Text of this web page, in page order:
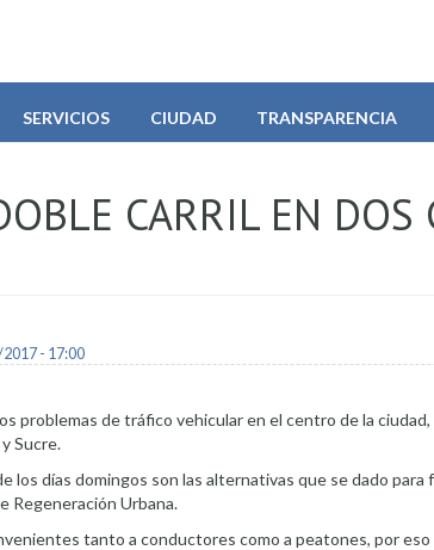
SERVICIOS CIUDAD TRANSPARENCIA
CARRIL EN DOS
- 17:00
problemas de tráfico vehicular en el centro de la
Sucre.
los días domingos son las alternativas que se dado
Regeneración Urbana.
tanto a conductores como a peatones, por